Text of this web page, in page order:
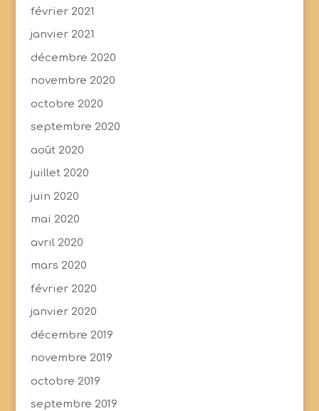
février 2021
janvier 2021
décembre 2020
novembre 2020
octobre 2020
septembre 2020
août 2020
juillet 2020
juin 2020
mai 2020
avril 2020
mars 2020
février 2020
janvier 2020
décembre 2019
novembre 2019
octobre 2019
septembre 2019